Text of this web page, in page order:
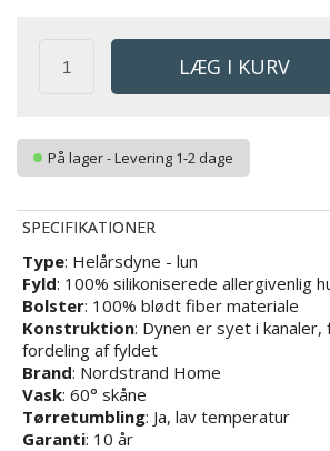
På lager - Levering 1-2 dage
SPECIFIKATIONER
Type: Helårsdyne - lun
Fyld: 100% silikoniserede allergivenlig
Bolster: 100% blødt fiber materiale
Konstruktion: Dynen er syet i kanaler,
fordeling af fyldet
Brand: Nordstrand Home
Vask: 60° skåne
Tørretumbling: Ja, lav temperatur
Garanti: 10 år